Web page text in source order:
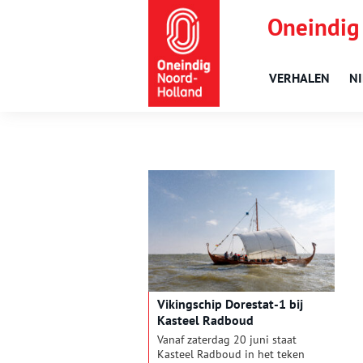
VERHALEN
Vikingschip Dorestat-1 bij
Kasteel Radboud
Vanaf zaterdag 20 juni staat
Kasteel Radboud in het teken